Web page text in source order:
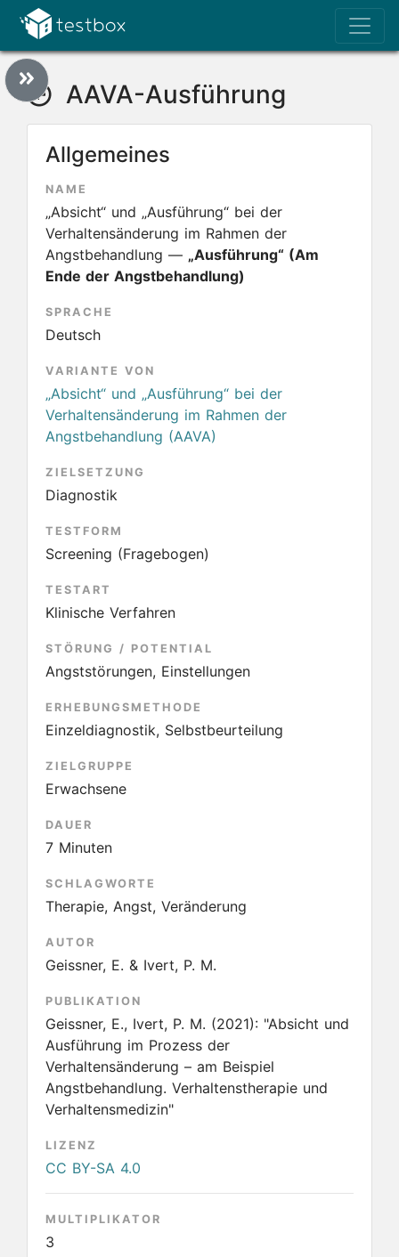
AAVA-Ausführung
Allgemeines
NAME
„Absicht“ und „Ausführung“ bei der
Verhaltensänderung im Rahmen der
Angstbehandlung — „Ausführung“ (Am
Ende der Angstbehandlung)
SPRACHE
Deutsch
VARIANTE VON
„Absicht“ und „Ausführung“ bei der
Verhaltensänderung im Rahmen der
Angstbehandlung (AAVA)
ZIELSETZUNG
Diagnostik
TESTFORM
Screening (Fragebogen)
TESTART
Klinische Verfahren
STÖRUNG / POTENTIAL
Angststörungen, Einstellungen
ERHEBUNGSMETHODE
Einzeldiagnostik, Selbstbeurteilung
ZIELGRUPPE
Erwachsene
DAUER
7 Minuten
SCHLAGWORTE
Therapie, Angst, Veränderung
AUTOR
Geissner, E. & Ivert, P. M.
PUBLIKATION
Geissner, E., Ivert, P. M. (2021): "Absicht und
Ausführung im Prozess der
Verhaltensänderung – am Beispiel
Angstbehandlung. Verhaltenstherapie und
Verhaltensmedizin"
LIZENZ
CC BY-SA 4.0
MULTIPLIKATOR
3